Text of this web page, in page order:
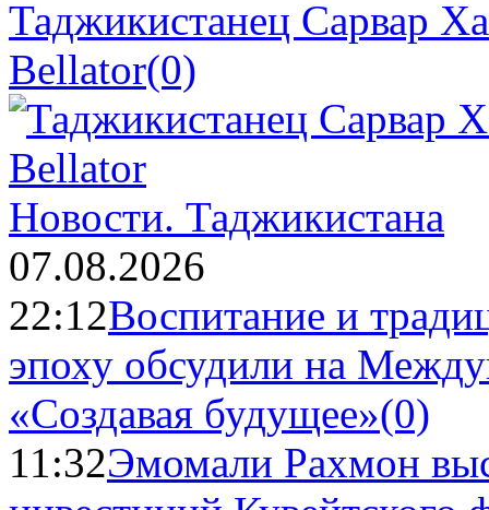
Таджикистанец Сарвар
Bellator(0)
Новости. Таджикистана
07.08.2026
22:12Воспитание и
эпоху обсудили на
«Создавая будущее»(0)
11:32Эмомали Рахмон